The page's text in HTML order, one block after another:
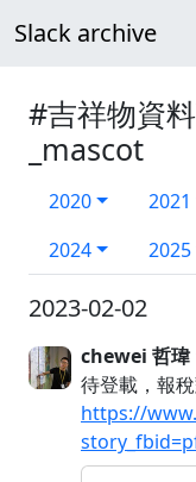
Slack archive
#吉祥物資
_mascot
2020 2021
2024
2025
2023-02-02
chewei 哲瑋
待登載，報
https://